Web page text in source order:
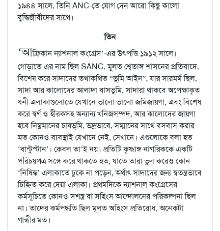
১৯৪৪ সালে, তিনি ANC-তে যোগ দেন আরো কিছু কালো
বুদ্ধিজীবীদের সাথে।
তিন
‘আফ্রিকান ন্যাশনাল কংগ্রেস’-এর উৎপত্তি ১৯১২ সালে।
গোড়াতে এর নাম ছিল SANC, মূলত শ্বেতাঙ্গ শাসনের প্রতিবাদে,
বিশেষ করে সাদাদের তথাকথিত “ভূমি আইন”, যার সারমর্ম ছিল,
সাদা আর কালোদের আলাদা বাসভূমি, সাদারা থাকবে অপেক্ষাকৃত
ধনী এলাকাগুলোতে যেখানে ভালো ভালো জমিজায়গা, এবং বিশেষ
করে স্বর্ণ ও হীরকসহ অন্যান্য খনিজসম্পদ, আর কালোদের জায়গা
হবে নিম্নমানের চাষভূমি, ভদ্রভাবে, সম্মানের সাথে বসবাস করার
মত কোনও ব্যবস্থাই যেখানে নেই, সেখানে। এগুলোকে বলা হত
‘বান্টুস্টান’। কেবল তা’ই নয়। প্রতিটি কৃষ্ণাঙ্গ নাগরিককে একটি
পরিচয়পত্র সঙ্গে করে থাকতে হত, যাতে তারা ভুল করেও কোন
‘নিষিদ্ধ’ এলাকাতে ঢুকে না পড়েন, অর্থাৎ সাদাদের জন্য স্বতন্ত্রভাবে
চিহ্নিত করে দেয়া এলাকা। প্রথমদিকে ন্যাশনাল কংগ্রেসের
কর্মসূচিতে কোনও সশস্ত্র বা সহিংস আন্দোলনের পরিকল্পনা ছিল
না। তাদের কর্মপদ্ধতি ছিল মূলত অহিংস প্রতিরোধ, অনেকটা
গান্ধীর মত।